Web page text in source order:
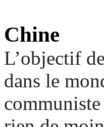
Chine
L’objectif
dans le